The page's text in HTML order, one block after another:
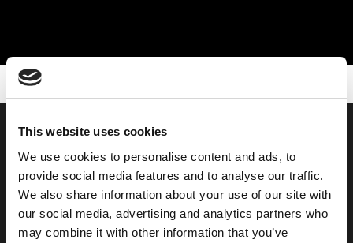
This website uses cookies
We use cookies to personalise content and ads, to
provide social media features and to analyse our traffic.
We also share information about your use of our site with
our social media, advertising and analytics partners who
may combine it with other information that you’ve
ENTRA A FAR PARTE DELLA
NOSTRA COMMUNITY!
Iscriviti alla nostra newsletter per accedere a contenuti esclusivi e per
conoscere le ultime novità.